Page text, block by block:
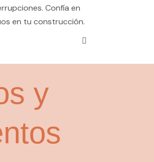
Confía en
en tu construcción.
y